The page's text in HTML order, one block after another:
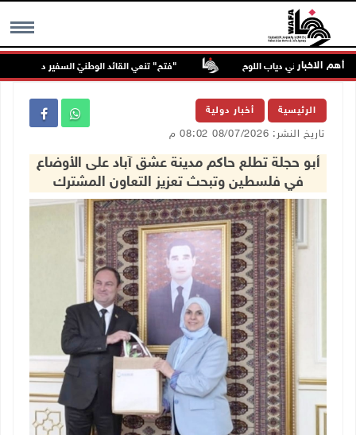
MENU أهم الاخبار
الوطني دياب اللوح "فتح" تنعي القائد الوطنيّ السفير دياب اللوح
الرئيسية أخبار دولية
تاريخ النشر: 08/07/2026 08:02 م
أبو حجلة تطلع حاكم مدينة عشق آباد على الأوضاع
في فلسطين وتبحث تعزيز التعاون المشترك